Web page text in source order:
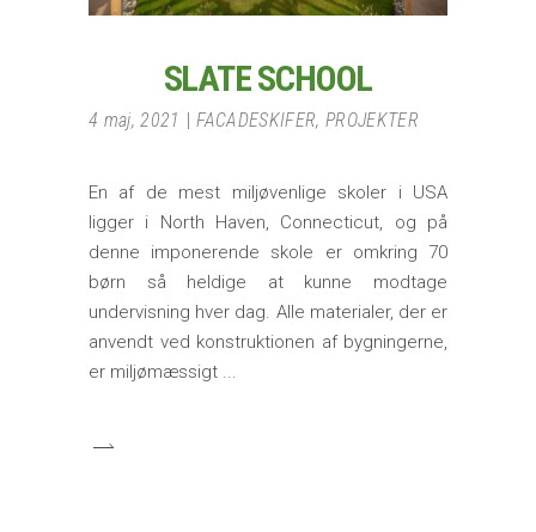
SLATE SCHOOL
4 maj, 2021 FACADESKIFER,PROJEKTER
En af de mest miljøvenlige skoler i USA
ligger i North Haven, Connecticut, og på
denne imponerende skole er omkring 70
børn så heldige at kunne modtage
undervisning hver dag. Alle materialer, der er
anvendt ved konstruktionen af bygningerne,
er miljømæssigt